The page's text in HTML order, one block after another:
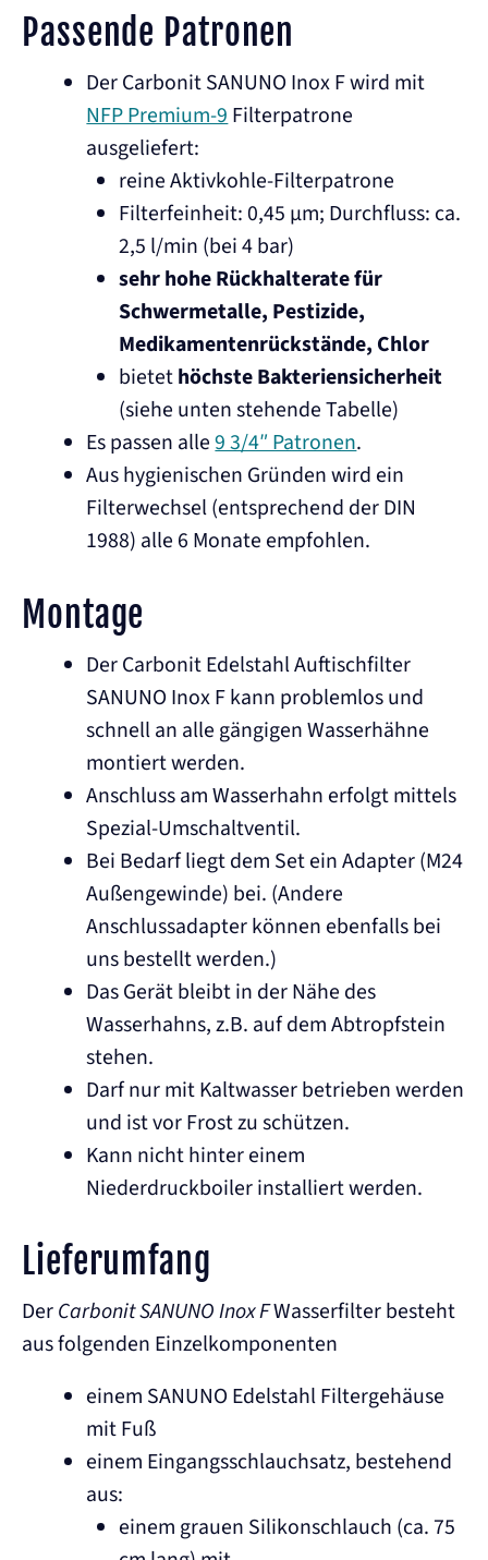
Passende Patronen
Der Carbonit SANUNO Inox F wird mit
NFP Premium-9Filterpatrone
ausgeliefert:
reine Aktivkohle-Filterpatrone
Filterfeinheit: 0,45 µm; Durchfluss: ca.
2,5 l/min (bei 4 bar)
sehr hohe Rückhalterate für
Schwermetalle, Pestizide,
Medikamentenrückstände, Chlor
bietethöchste Bakteriensicherheit
(siehe unten stehende Tabelle)
Es passen alle9 3/4″ Patronen.
Aus hygienischen Gründen wird ein
Filterwechsel (entsprechend der DIN
1988) alle 6 Monate empfohlen.
Montage
Der Carbonit Edelstahl Auftischfilter
SANUNO Inox F kann problemlos und
schnell an alle gängigen Wasserhähne
montiert werden.
Anschluss am Wasserhahn erfolgt mittels
Spezial-Umschaltventil.
Bei Bedarf liegt dem Set ein Adapter (M24
Außengewinde) bei. (Andere
Anschlussadapter können ebenfalls bei
uns bestellt werden.)
Das Gerät bleibt in der Nähe des
Wasserhahns, z.B. auf dem Abtropfstein
stehen.
Darf nur mit Kaltwasser betrieben werden
und ist vor Frost zu schützen.
Kann nicht hinter einem
Niederdruckboiler installiert werden.
Lieferumfang
DerCarbonit SANUNO Inox FWasserfilter besteht
aus folgenden Einzelkomponenten
einem SANUNO Edelstahl Filtergehäuse
mit Fuß
einem Eingangsschlauchsatz, bestehend
aus:
einem grauen Silikonschlauch (ca. 75